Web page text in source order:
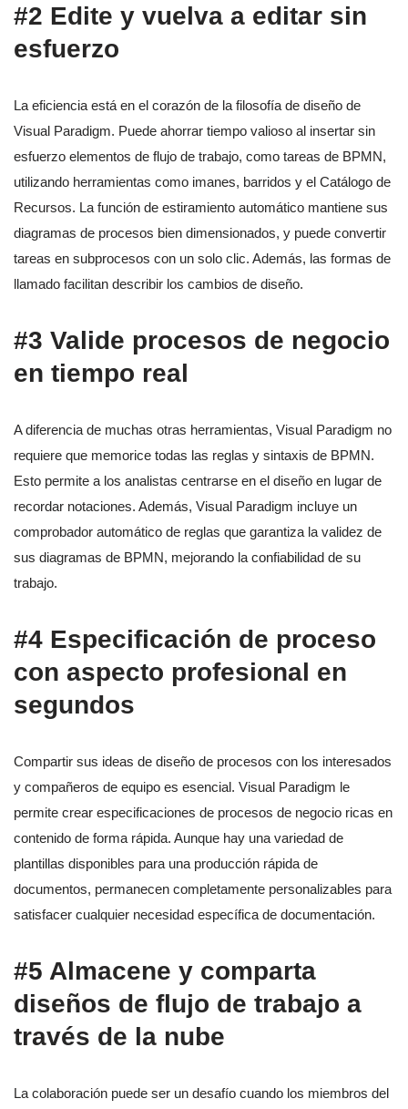
#2 Edite y vuelva a editar sin
esfuerzo
La eficiencia está en el corazón de la filosofía de diseño de
Visual Paradigm. Puede ahorrar tiempo valioso al insertar sin
esfuerzo elementos de flujo de trabajo, como tareas de BPMN,
utilizando herramientas como imanes, barridos y el Catálogo de
Recursos. La función de estiramiento automático mantiene sus
diagramas de procesos bien dimensionados, y puede convertir
tareas en subprocesos con un solo clic. Además, las formas de
llamado facilitan describir los cambios de diseño.
#3 Valide procesos de negocio
en tiempo real
A diferencia de muchas otras herramientas, Visual Paradigm no
requiere que memorice todas las reglas y sintaxis de BPMN.
Esto permite a los analistas centrarse en el diseño en lugar de
recordar notaciones. Además, Visual Paradigm incluye un
comprobador automático de reglas que garantiza la validez de
sus diagramas de BPMN, mejorando la confiabilidad de su
trabajo.
#4 Especificación de proceso
con aspecto profesional en
segundos
Compartir sus ideas de diseño de procesos con los interesados
y compañeros de equipo es esencial. Visual Paradigm le
permite crear especificaciones de procesos de negocio ricas en
contenido de forma rápida. Aunque hay una variedad de
plantillas disponibles para una producción rápida de
documentos, permanecen completamente personalizables para
satisfacer cualquier necesidad específica de documentación.
#5 Almacene y comparta
diseños de flujo de trabajo a
través de la nube
La colaboración puede ser un desafío cuando los miembros del